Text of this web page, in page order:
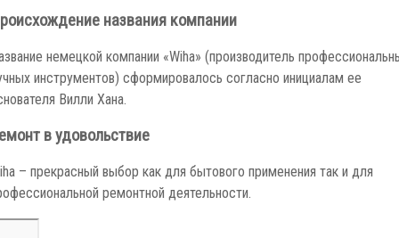
названия компании
немецкой компании «Wiha» (производитель
инструментов) сформировалось согласно инициалам ее
Вилли Хана.
в удовольствие
– прекрасный выбор как для бытового применения так и для
ремонтной деятельности.